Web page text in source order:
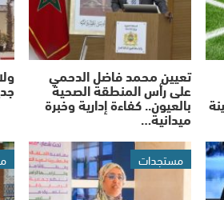
تعيين محمد فاضل الدحمي
على رأس المنطقة الصحية
بالعيون.. كفاءة إدارية وخبرة
ميدانية…
مستجدات